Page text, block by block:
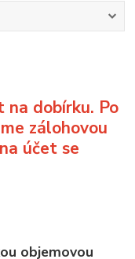
na dobírku. Po
zálohovou
účet se
objemovou